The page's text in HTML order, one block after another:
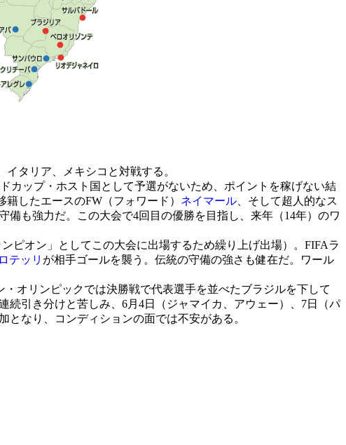
タリア、メキシコと対戦する。
カップ・ホスト国として予選がないため、ポイントを稼げない結
したエースのFW（フォワード） ネイマール 、そして超人的なス
備も強力だ。この大会で4回目の優勝を目指し、来年（14年）のワ
ピオン」としてこの大会に出場するため繰り上げ出場）。FIFAラ
テッリ が相手ゴールを襲う。伝統の守備の強さも健在だ。ワール
オリンピックでは決勝戦で代表選手を並べたブラジルを下して
引き分けと苦しみ、6月4日（ジャマイカ、アウェー）、7日（パ
なり、コンディションの面では不安がある。